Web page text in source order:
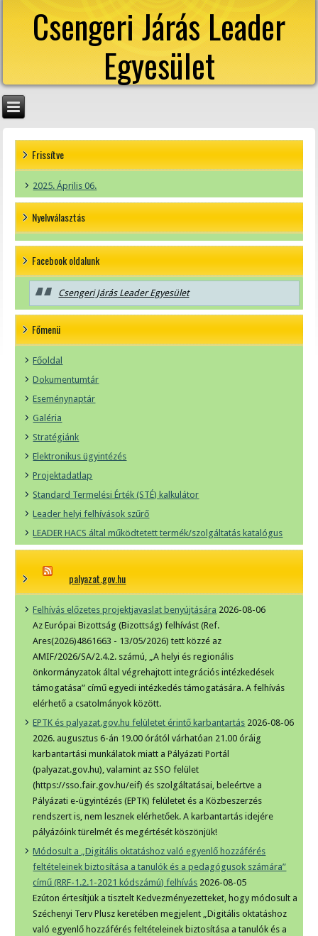
Csengeri Járás Leader
Egyesület
Frissítve
2025. Április 06.
Nyelvválasztás
Facebook oldalunk
Csengeri Járás Leader Egyesület
Főmenü
Főoldal
Dokumentumtár
Eseménynaptár
Galéria
Stratégiánk
Elektronikus ügyintézés
Projektadatlap
Standard Termelési Érték (STÉ) kalkulátor
Leader helyi felhívások szűrő
LEADER HACS által működtetett termék/szolgáltatás katalógus
palyazat.gov.hu
Felhívás előzetes projektjavaslat benyújtására 2026-08-06
Az Európai Bizottság (Bizottság) felhívást (Ref.
Ares(2026)4861663 - 13/05/2026) tett közzé az
AMIF/2026/SA/2.4.2. számú, „A helyi és regionális
önkormányzatok által végrehajtott integrációs intézkedések
támogatása” című egyedi intézkedés támogatására. A felhívás
elérhető a csatolmányok között.
EPTK és palyazat.gov.hu felületet érintő karbantartás 2026-08-06
2026. augusztus 6-án 19.00 órától várhatóan 21.00 óráig
karbantartási munkálatok miatt a Pályázati Portál
(palyazat.gov.hu), valamint az SSO felület
(https://sso.fair.gov.hu/eif) és szolgáltatásai, beleértve a
Pályázati e-ügyintézés (EPTK) felületet és a Közbeszerzés
rendszert is, nem lesznek elérhetőek. A karbantartás idejére
pályázóink türelmét és megértését köszönjük!
Módosult a „Digitális oktatáshoz való egyenlő hozzáférés
feltételeinek biztosítása a tanulók és a pedagógusok számára”
című (RRF-1.2.1-2021 kódszámú) felhívás 2026-08-05
Ezúton értesítjük a tisztelt Kedvezményezetteket, hogy módosult a
Széchenyi Terv Plusz keretében megjelent „Digitális oktatáshoz
való egyenlő hozzáférés feltételeinek biztosítása a tanulók és a